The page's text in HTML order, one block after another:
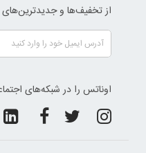
از تخفیف‌ها و جدیدترین‌های
اوناتس را در شبکه‌های